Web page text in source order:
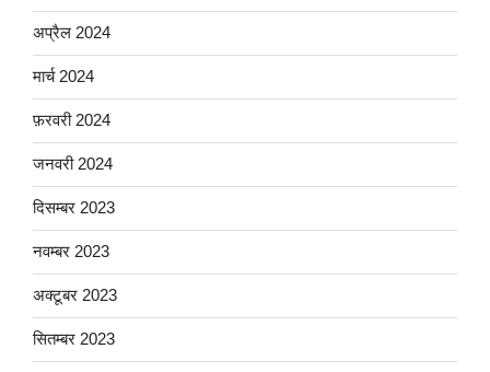
अप्रैल 2024
मार्च 2024
फ़रवरी 2024
जनवरी 2024
दिसम्बर 2023
नवम्बर 2023
अक्टूबर 2023
सितम्बर 2023